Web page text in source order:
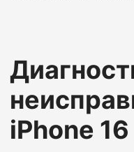
iPhone